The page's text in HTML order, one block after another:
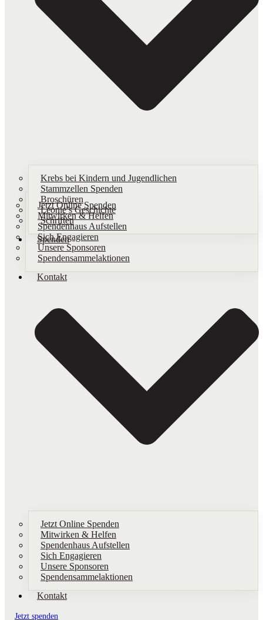
Jetzt Online Spenden
Mitwirken & Helfen
Spendenhaus Aufstellen
Sich Engagieren
Unsere Sponsoren
Spendensammelaktionen
Kontakt
Krebs bei Kindern und Jugendlichen
Stammzellen Spenden
Broschüren
Leonie’s Geschichte
Schriften​
Spenden
Jetzt Online Spenden
Mitwirken & Helfen
Spendenhaus Aufstellen
Sich Engagieren
Unsere Sponsoren
Spendensammelaktionen
Kontakt
Jetzt spenden